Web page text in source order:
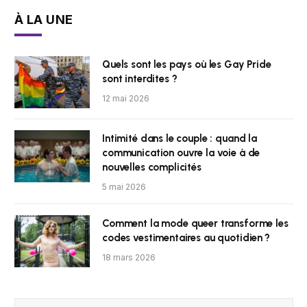
À LA UNE
Quels sont les pays où les Gay Pride
sont interdites ?
12 mai 2026
Intimité dans le couple : quand la
communication ouvre la voie à de
nouvelles complicités
5 mai 2026
Comment la mode queer transforme les
codes vestimentaires au quotidien ?
18 mars 2026